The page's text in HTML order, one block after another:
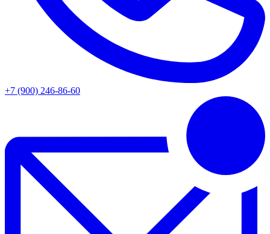
+7 (900) 246-86-60